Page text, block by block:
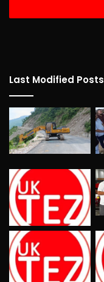
Last Modified Posts